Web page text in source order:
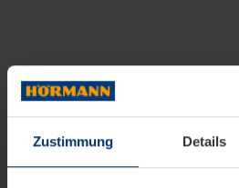
Zustimmung Details